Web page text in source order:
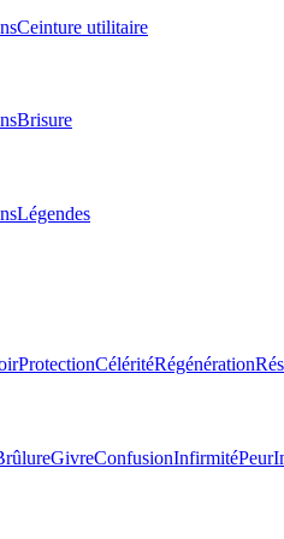
Ceinture utilitaire
Brisure
Légendes
ProtectionCéléritéRégénération
GivreConfusionInfirmitéPeur